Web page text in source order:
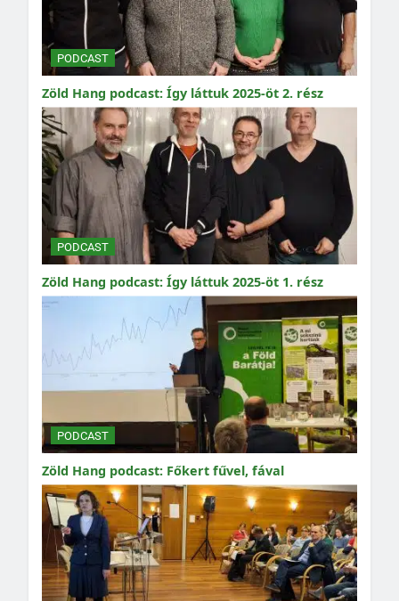
PODCAST
Zöld Hang podcast: Így láttuk 2025-öt 2. rész
PODCAST
Zöld Hang podcast: Így láttuk 2025-öt 1. rész
PODCAST
Zöld Hang podcast: Főkert fűvel, fával